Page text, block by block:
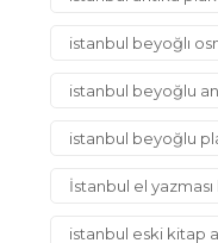
istanbul beyoğlı
istanbul beyoğlu
istanbul beyoğlu
İstanbul el
istanbul eski kitap